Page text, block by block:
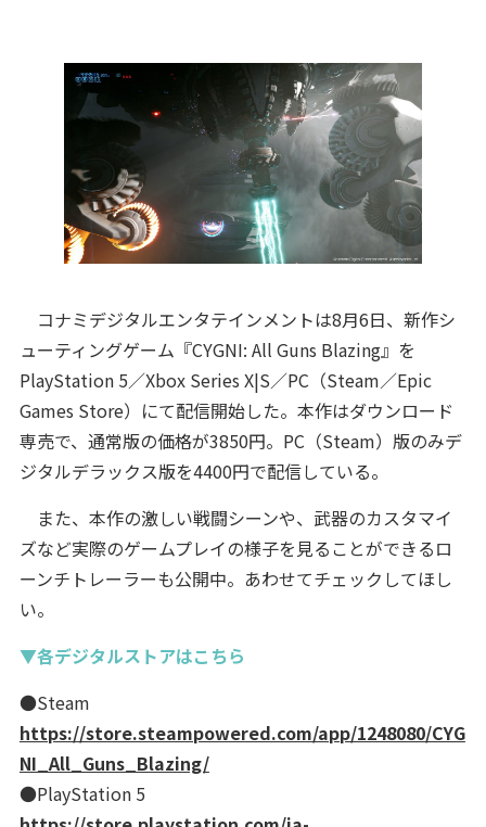
コナミデジタルエンタテインメントは8月6日、新作シ
ューティングゲーム『CYGNI: All Guns Blazing』を
PlayStation 5／Xbox Series X|S／PC（Steam／Epic
Games Store）にて配信開始した。本作はダウンロード
専売で、通常版の価格が3850円。PC（Steam）版のみデ
ジタルデラックス版を4400円で配信している。
また、本作の激しい戦闘シーンや、武器のカスタマイ
ズなど実際のゲームプレイの様子を見ることができるロ
ーンチトレーラーも公開中。あわせてチェックしてほし
い。
▼各デジタルストアはこちら
●Steam
https://store.steampowered.com/app/1248080/CYG
NI_All_Guns_Blazing/
●PlayStation 5